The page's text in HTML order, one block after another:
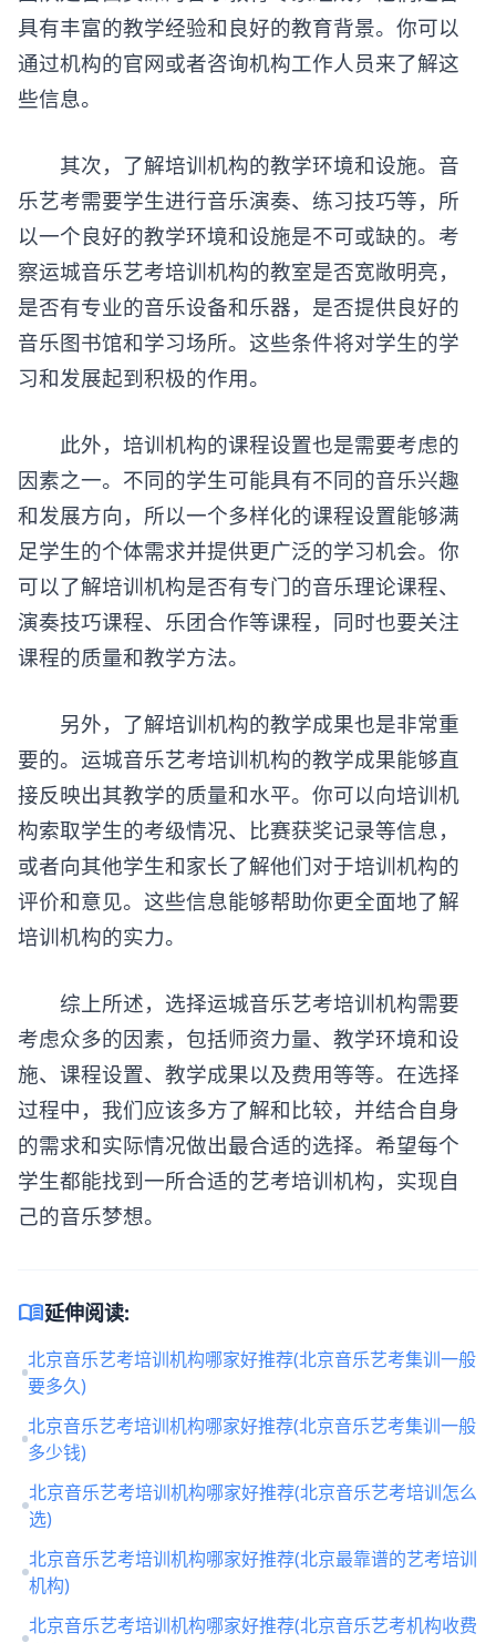
具有丰富的教学经验和良好的教育背景。你可以
通过机构的官网或者咨询机构工作人员来了解这
些信息。
其次，了解培训机构的教学环境和设施。音
乐艺考需要学生进行音乐演奏、练习技巧等，所
以一个良好的教学环境和设施是不可或缺的。考
察运城音乐艺考培训机构的教室是否宽敞明亮，
是否有专业的音乐设备和乐器，是否提供良好的
音乐图书馆和学习场所。这些条件将对学生的学
习和发展起到积极的作用。
此外，培训机构的课程设置也是需要考虑的
因素之一。不同的学生可能具有不同的音乐兴趣
和发展方向，所以一个多样化的课程设置能够满
足学生的个体需求并提供更广泛的学习机会。你
可以了解培训机构是否有专门的音乐理论课程、
演奏技巧课程、乐团合作等课程，同时也要关注
课程的质量和教学方法。
另外，了解培训机构的教学成果也是非常重
要的。运城音乐艺考培训机构的教学成果能够直
接反映出其教学的质量和水平。你可以向培训机
构索取学生的考级情况、比赛获奖记录等信息，
或者向其他学生和家长了解他们对于培训机构的
评价和意见。这些信息能够帮助你更全面地了解
培训机构的实力。
综上所述，选择运城音乐艺考培训机构需要
考虑众多的因素，包括师资力量、教学环境和设
施、课程设置、教学成果以及费用等等。在选择
过程中，我们应该多方了解和比较，并结合自身
的需求和实际情况做出最合适的选择。希望每个
学生都能找到一所合适的艺考培训机构，实现自
己的音乐梦想。
menu_book延伸阅读:
北京音乐艺考培训机构哪家好推荐(北京音乐艺考集训一般
要多久)
北京音乐艺考培训机构哪家好推荐(北京音乐艺考集训一般
多少钱)
北京音乐艺考培训机构哪家好推荐(北京音乐艺考培训怎么
选)
北京音乐艺考培训机构哪家好推荐(北京最靠谱的艺考培训
机构)
北京音乐艺考培训机构哪家好推荐(北京音乐艺考机构收费